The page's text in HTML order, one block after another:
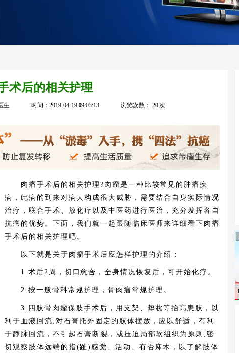
术后的相关护理
生 时间：2019-04-19 09:03:13 浏览次数： 20 次
肉瘤手术后的相关护理?肉瘤是一种比较常见的肿瘤疾
病，此病的到来对病人构成很大威胁，需要结合自身实际情况
治疗，联合手术、放化疗以及中医药进行医治，充分发挥各自
抗癌的优势。下面，我们就一起跟随临床医师来详细看下肉瘤
手术后的相关护理吧。
以下就是关于肉瘤手术后应怎样护理的介绍：
1.术后2周，切口愈合，全身情况恢复后，可开始化疗。
2.按一般骨科常规护理，骨肉瘤常规护理。
3.四肢骨肉瘤保肢手术后，用支架、垫枕等抬高患肢，以
利于血液回流;对石膏托外固定的肢体摆放，应以舒适，有利
于静脉回流，不引起石膏断裂，或压迫局部软组织为原则;密
切观察肢体远端的指(趾)感觉、活动、有否麻木，以了解肢体